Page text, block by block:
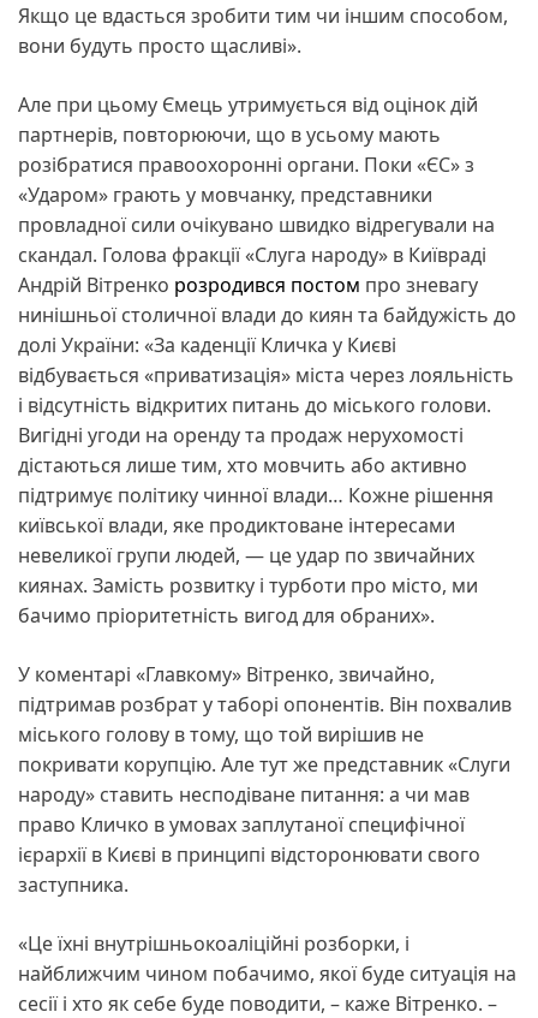
Якщо це вдасться зробити тим чи іншим способом,
вони будуть просто щасливі».
Але при цьому Ємець утримується від оцінок дій
партнерів, повторюючи, що в усьому мають
розібратися правоохоронні органи. Поки «ЄС» з
«Ударом» грають у мовчанку, представники
провладної сили очікувано швидко відрегували на
скандал. Голова фракції «Слуга народу» в Київраді
Андрій Вітренко розродився постом про зневагу
нинішньої столичної влади до киян та байдужість до
долі України: «За каденції Кличка у Києві
відбувається «приватизація» міста через лояльність
і відсутність відкритих питань до міського голови.
Вигідні угоди на оренду та продаж нерухомості
дістаються лише тим, хто мовчить або активно
підтримує політику чинної влади… Кожне рішення
київської влади, яке продиктоване інтересами
невеликої групи людей, — це удар по звичайних
киянах. Замість розвитку і турботи про місто, ми
бачимо пріоритетність вигод для обраних».
У коментарі «Главкому» Вітренко, звичайно,
підтримав розбрат у таборі опонентів. Він похвалив
міського голову в тому, що той вирішив не
покривати корупцію. Але тут же представник «Слуги
народу» ставить несподіване питання: а чи мав
право Кличко в умовах заплутаної специфічної
ієрархії в Києві в принципі відсторонювати свого
заступника.
«Це їхні внутрішньокоаліційні розборки, і
найближчим чином побачимо, якої буде ситуація на
сесії і хто як себе буде поводити, – каже Вітренко. –